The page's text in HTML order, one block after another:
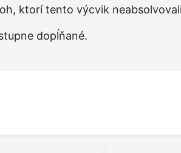
ktorí tento výcvik
dopĺňané.